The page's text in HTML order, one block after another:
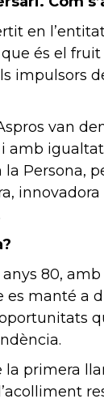
en
és el fruit
impulsors
van
amb
Persona,
80,
manté a
la primera